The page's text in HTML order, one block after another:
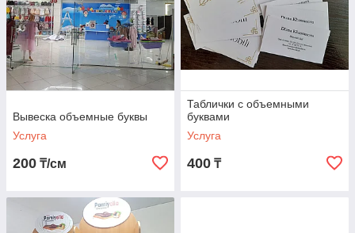
обеспечит приток новых клиентов.
Наши преимущества:
Вывеска объемные буквы
Услуга
200 ₸/см
Таблички с объемными
буквами
Услуга
400 ₸